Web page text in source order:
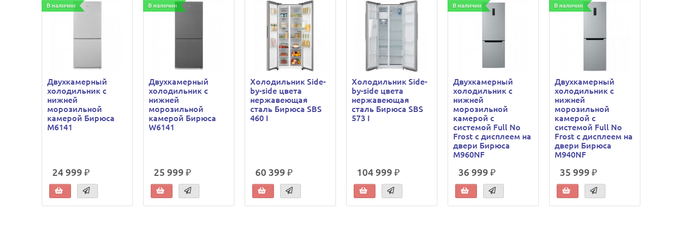
В наличии
Двухкамерный
холодильник с
нижней
морозильной
камерой Бирюса
M6141
24 999 ₽
В наличии
Двухкамерный
холодильник с
нижней
морозильной
камерой Бирюса
W6141
25 999 ₽
Холодильник Side-
by-side цвета
нержавеющая
сталь Бирюса SBS
460 I
60 399 ₽
Холодильник Side-
by-side цвета
нержавеющая
сталь Бирюса SBS
573 I
104 999 ₽
В наличии
Двухкамерный
холодильник с
нижней
морозильной
камерой с
системой Full No
Frost с дисплеем на
двери Бирюса
M960NF
36 999 ₽
В наличии
Двухкамерный
холодильник с
нижней
морозильной
камерой с
системой Full No
Frost с дисплеем на
двери Бирюса
M940NF
35 999 ₽